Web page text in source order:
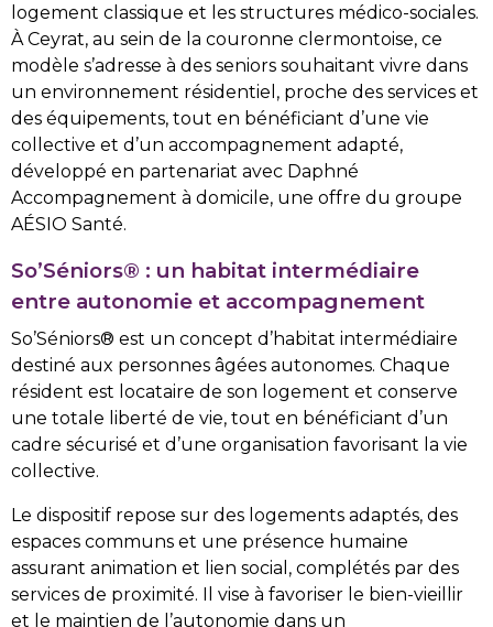
logement classique et les structures médico-sociales.
À Ceyrat, au sein de la couronne clermontoise, ce
modèle s’adresse à des seniors souhaitant vivre dans
un environnement résidentiel, proche des services et
des équipements, tout en bénéficiant d’une vie
collective et d’un accompagnement adapté,
développé en partenariat avec Daphné
Accompagnement à domicile, une offre du groupe
AÉSIO Santé.
So’Séniors® : un habitat intermédiaire
entre autonomie et accompagnement
So’Séniors® est un concept d’habitat intermédiaire
destiné aux personnes âgées autonomes. Chaque
résident est locataire de son logement et conserve
une totale liberté de vie, tout en bénéficiant d’un
cadre sécurisé et d’une organisation favorisant la vie
collective.
Le dispositif repose sur des logements adaptés, des
espaces communs et une présence humaine
assurant animation et lien social, complétés par des
services de proximité. Il vise à favoriser le bien-vieillir
et le maintien de l’autonomie dans un